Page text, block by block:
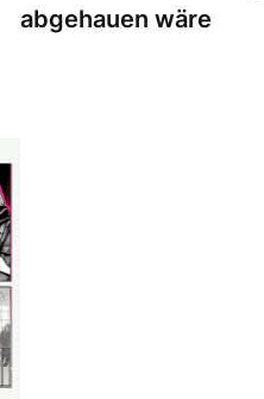
abgehauen wäre